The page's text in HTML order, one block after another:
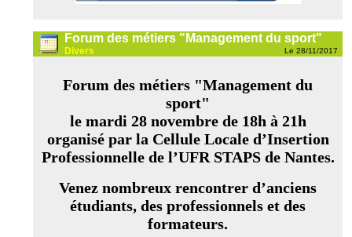
Forum des métiers "Management du sport"
Divers Le 28/11/2017
Forum des métiers "Management du
sport"
le mardi 28 novembre de 18h à 21h
organisé par la Cellule Locale d’Insertion
Professionnelle de l’UFR STAPS de Nantes.
Venez nombreux rencontrer d’anciens
étudiants, des professionnels et des
formateurs.